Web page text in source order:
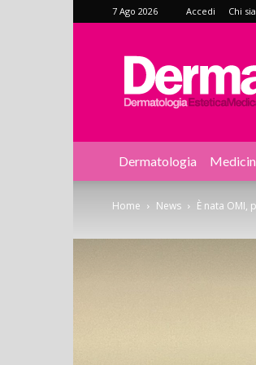
7 Ago 2026 Accedi Chi
Dermatologia
Home News È nata OMI,